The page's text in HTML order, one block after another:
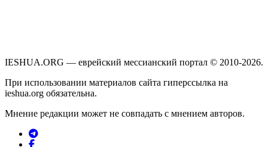
IESHUA.ORG — еврейский мессианский портал © 2010-2026.
При использовании материалов сайта гиперссылка на
ieshua.org обязательна.
Мнение редакции может не совпадать с мнением авторов.